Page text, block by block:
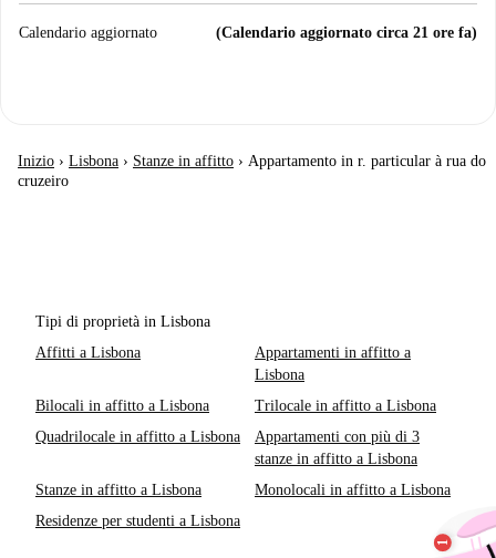
Calendario aggiornato (Calendario aggiornato circa 21 ore fa)
Inizio › Lisbona › Stanze in affitto › Appartamento in r. particular à rua do
cruzeiro
Tipi di proprietà in Lisbona
Affitti a Lisbona
Appartamenti in affitto a
Lisbona
Bilocali in affitto a Lisbona
Trilocale in affitto a Lisbona
Quadrilocale in affitto a Lisbona
Appartamenti con più di 3
stanze in affitto a Lisbona
Stanze in affitto a Lisbona
Monolocali in affitto a Lisbona
Residenze per studenti a Lisbona